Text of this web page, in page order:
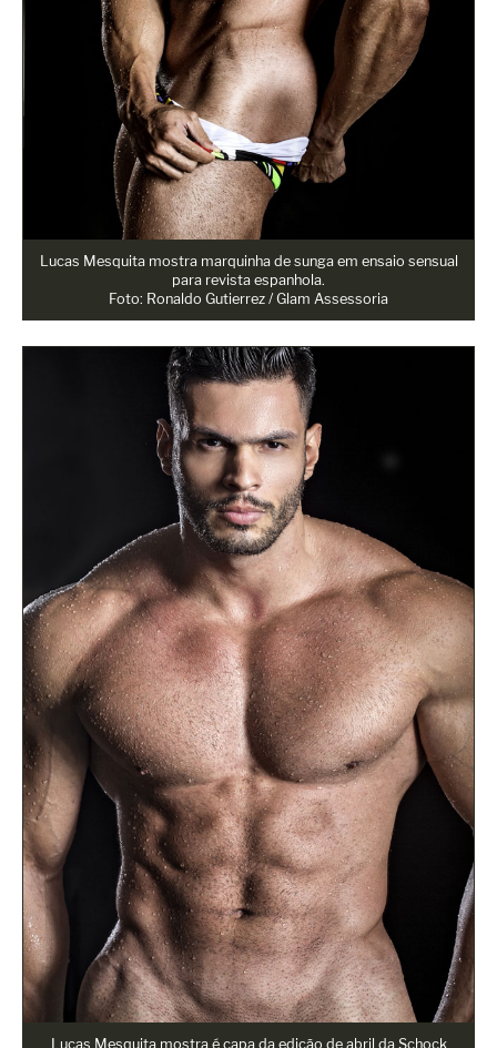
Lucas Mesquita mostra marquinha de sunga em ensaio sensual
para revista espanhola.
Foto: Ronaldo Gutierrez / Glam Assessoria
Lucas Mesquita mostra é capa da edição de abril da Schock